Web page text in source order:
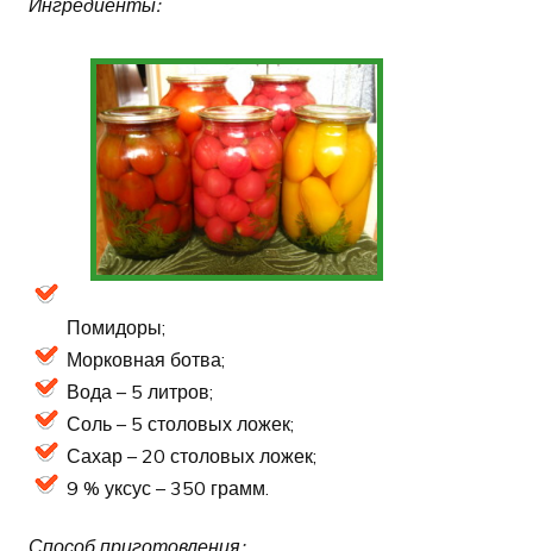
Помидоры;
Морковная ботва;
Вода – 5 литров;
Соль – 5 столовых ложек;
Сахар – 20 столовых ложек;
9 % уксус – 350 грамм.
Способ приготовления: